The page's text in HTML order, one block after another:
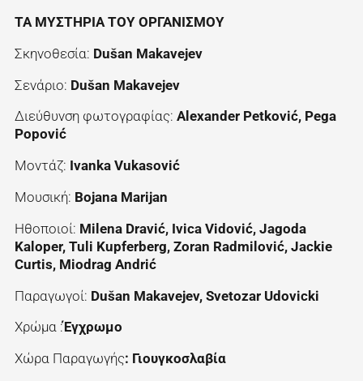
ΤΑ ΜΥΣΤΗΡΙΑ ΤΟΥ ΟΡΓΑΝΙΣΜΟΥ
Σκηνοθεσία: Dušan Makavejev
Σενάριο: Dušan Makavejev
Διεύθυνση φωτογραφίας: Alexander Petković, Pega
Popović
Μοντάζ: Ivanka Vukasović
Μουσική: Bojana Marijan
Ηθοποιοί: Milena Dravić, Ivica Vidović, Jagoda
Kaloper, Tuli Kupferberg, Zoran Radmilović, Jackie
Curtis, Miodrag Andrić
Παραγωγοί: Dušan Makavejev, Svetozar Udovicki
Χρώμα :Έγχρωμο
Χώρα Παραγωγής: Γιουγκοσλαβία